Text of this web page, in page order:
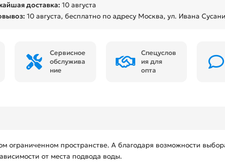
доставка: 10 августа
10 августа, бесплатно по адресу Москва, ул. Ивана
Сервисное
обслужива
ние
Спецуслов
ия для
опта
ограниченном пространстве. А благодаря возможности
от места подвода воды.